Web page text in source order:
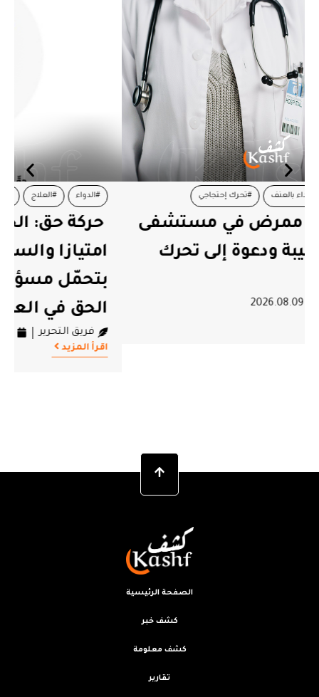
#الدواء #العلاج #تونس
حركة حق: الحق في العلاج ليس
امتيازا والسلطة مطالبة اليوم
بتحمّل مسؤولياتها في حماية
الحق في العلاج
الصفحة الرئيسية
كشف خبر
كشف معلومة
تقارير